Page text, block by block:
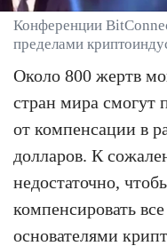
Конференции
пределами
Около 800 жертв
стран мира смогут
от компенсации в
долларов. К
недостаточно,
компенсировать
основателями